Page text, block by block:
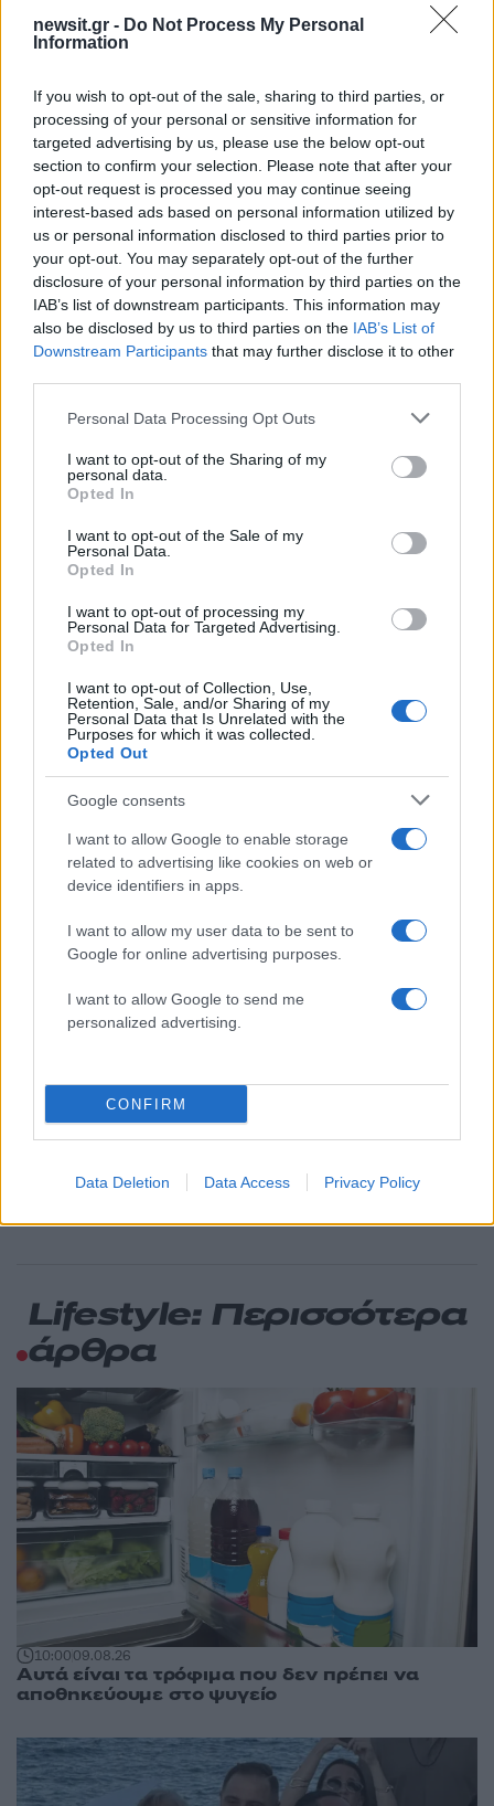
newsit.gr - Do Not Process My Personal
Information
If you wish to opt-out of the sale, sharing to third parties, or
processing of your personal or sensitive information for
targeted advertising by us, please use the below opt-out
section to confirm your selection. Please note that after your
opt-out request is processed you may continue seeing
interest-based ads based on personal information utilized by
us or personal information disclosed to third parties prior to
your opt-out. You may separately opt-out of the further
disclosure of your personal information by third parties on the
IAB’s list of downstream participants. This information may
also be disclosed by us to third parties on the IAB’s List of
Downstream Participants that may further disclose it to other
Please note that this website/app uses one or more Google
not limited to your visit or usage behaviour. You may click to
grant or deny consent to Google and its third-party tags to
use your data for below specified purposes in below Google
consent section.
Personal Data Processing Opt Outs
I want to opt-out of the Sharing of my
personal data.
Opted In
I want to opt-out of the Sale of my
Personal Data.
Opted In
I want to opt-out of processing my
Personal Data for Targeted Advertising.
Opted In
I want to opt-out of Collection, Use,
Retention, Sale, and/or Sharing of my
Personal Data that Is Unrelated with the
Purposes for which it was collected.
Opted Out
Google consents
I want to allow Google to enable storage
related to advertising like cookies on web or
device identifiers in apps.
I want to allow my user data to be sent to
Google for online advertising purposes.
I want to allow Google to send me
personalized advertising.
CONFIRM
Data Deletion Data Access Privacy Policy
ΧΡΥΣΑ ΜΙΧΑΛΟΠΟΥΛΟΥ
Ακολουθήστε το Νewsit.gr στοGoogle Newsκαι
ενημερωθείτε πρώτοι για όλη την ειδησεογραφία και τα
τελευταία νέατης ημέρας
Πιο δημοφιλή
1 Κωνσταντίνος Αργυρός και Αλεξάνδρα
Νίκα κάνουν διακοπές με πολυτελές γιοτ
Η Άννα Βίσση ξετρελάθηκε με μπάντα που
έπαιζε Τσιτσάνη στο Φισκάρδο και τους
πρότεινε συνεργασία
Θρήνος για τον Λιονέλ Μέσι – Πέθανε ο
πατέρας του, Χόρχε
Ελίζαμπεθ Ελέτσι και Νεκτάριος Λεμονίδης
πήγαν στον Άγιο Νεκτάριο Βούλας για να
πάρουν την ευχή για τον γιο τους
Τζο Μπάιντεν: «Ο καρκίνος έχει εξαπλωθεί,
είναι πολύ επώδυνο», λέει ο γιος του
Πιο σχολιασμένα
96 Βγήκαν ξανά τα μαχαίρια στην Ελπίδα
για τη Δημοκρατία: «Καρυστιανού,
Γρατσία και Γαλανός μετέτρεψαν το
κίνημα σε φοβικό αρχηγικό κόμμα»
Απίστευτο κι όμως αληθινό -
Aναστέλλονται τα τακτικά ραντεβού του
Χανίων επειδή κλάπηκε το μηχανάκι του
γιατρού
Σούπερ μάρκετ: Νέες μειώσεις τιμών –
916 προϊόντα στην εθνική πρωτοβουλία,
ανάμεσά τους 130 σχολικά
Από τα διοικητικά της ΑΕΚ στην πολιτική
σκηνή
συνεχίζει τις ολιγοήμερες διακοπές του –
Πού βρέθηκε το Σάββατο
Lifestyle: Περισσότερα
άρθρα
10:0009.08.26
Αυτά είναι τα τρόφιμα που δεν πρέπει να
αποθηκεύουμε στο ψυγείο